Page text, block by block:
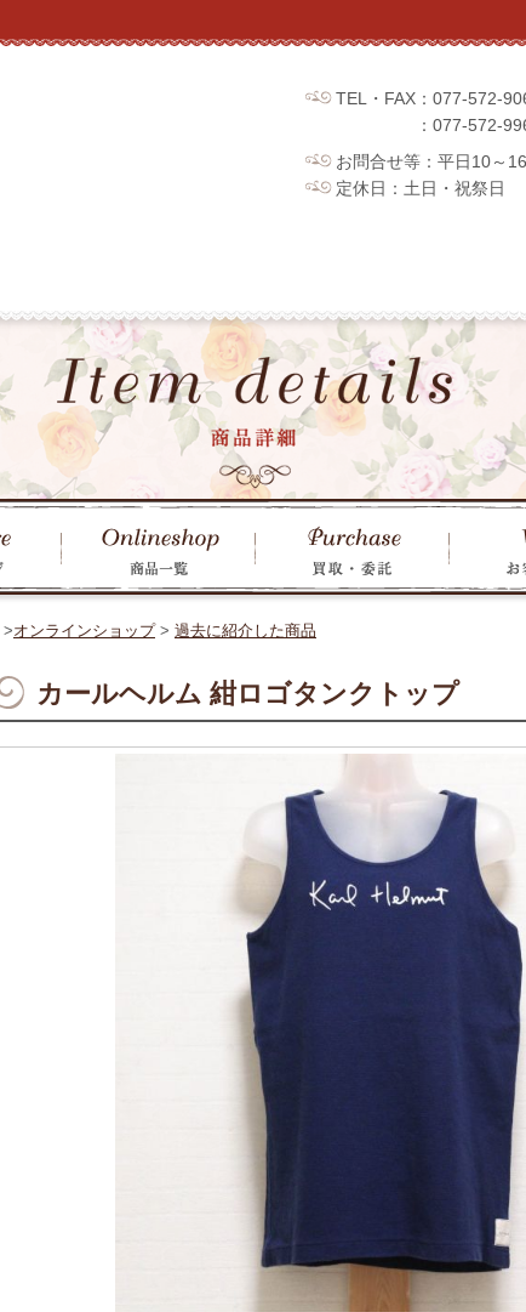
TEL・FAX：077-572-
：077-572-
お問合せ等：平日10～
定休日：土日・祝祭日
>オンラインショップ> 過去に紹介した商品
カールヘルム 紺ロゴタンクトップ